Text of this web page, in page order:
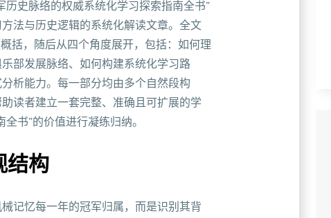
史脉络的权威系统化学习探索指南全书”
法与历史逻辑的系统化解读文章。全文
括，随后从四个角度展开，包括：如何理
部发展脉络、如何构建系统化学习路
析能力。每一部分均由多个自然段构
读者建立一套完整、准确且可扩展的学
书”的价值进行凝练归纳。
结构
记忆每一年的冠军归属，而是识别其背